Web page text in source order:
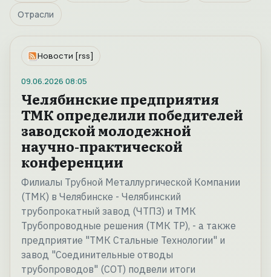
Отрасли
Новости [rss]
09.06.2026 08:05
Челябинские предприятия
ТМК определили победителей
заводской молодежной
научно-практической
конференции
Филиалы Трубной Металлургической Компании
(ТМК) в Челябинске - Челябинский
трубопрокатный завод (ЧТПЗ) и ТМК
Трубопроводные решения (ТМК ТР), - а также
предприятие "ТМК Стальные Технологии" и
завод "Соединительные отводы
трубопроводов" (СОТ) подвели итоги